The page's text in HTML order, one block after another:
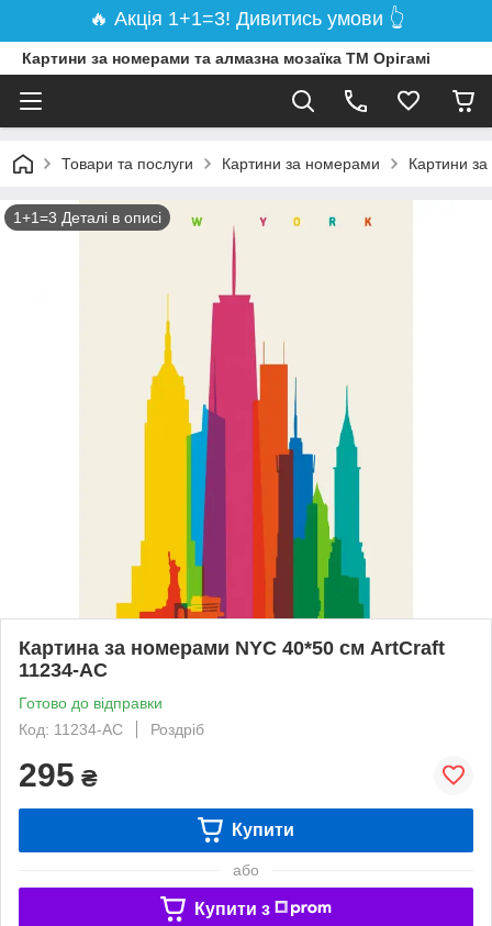
🔥 Акція 1+1=3! Дивитись умови 👆
Картини за номерами та алмазна мозаїка ТМ Орігамі
Товари та послуги Картини за номерами Картини
1+1=3 Деталі в описі
Картина за номерами NYC 40*50 см ArtCraft
11234-AC
Готово до відправки
Код: 11234-AC
Роздріб
295 ₴
Купити
або
Купити з